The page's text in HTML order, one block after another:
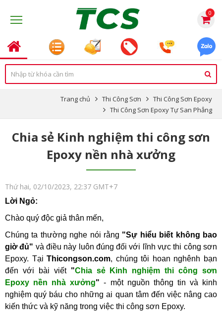
0
Trang chủ Thi Công Sơn
Thi Công Sơn Epoxy
Thi Công Sơn Epoxy Tự San Phẳng
Chia sẻ Kinh nghiệm thi công sơn
Epoxy nền nhà xưởng
Thứ hai, 02/10/2023, 22:37 GMT+7
Lời Ngỏ:
Chào quý độc giả thân mến,
Chúng ta thường nghe nói rằng "Sự hiểu biết không bao
giờ đủ" và điều này luôn đúng đối với lĩnh vực thi công sơn
Epoxy. Tại Thicongson.com, chúng tôi hoan nghênh bạn
đến với bài viết "Chia sẻ Kinh nghiệm thi công sơn
Epoxy nền nhà xưởng" - một nguồn thông tin và kinh
nghiệm quý báu cho những ai quan tâm đến việc nâng cao
kiến thức và kỹ năng trong việc thi công sơn Epoxy.